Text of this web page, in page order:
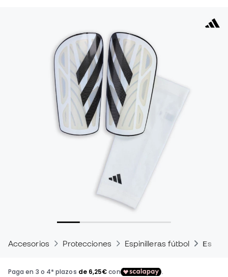
Accesorios Protecciones Espinilleras fútbol